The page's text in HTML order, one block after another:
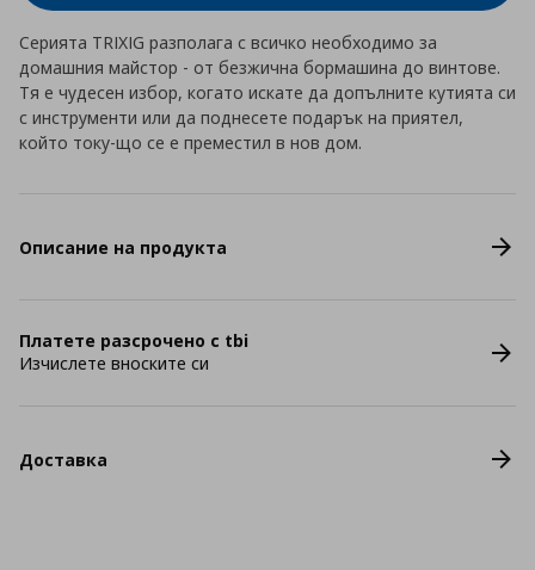
Серията TRIXIG разполага с всичко необходимо за
домашния майстор - от безжична бормашина до винтове.
Тя е чудесен избор, когато искате да допълните кутията си
с инструменти или да поднесете подарък на приятел,
който току-що се е преместил в нов дом.
Описание на продукта
Платете разсрочено с tbi
Изчислете вноските си
Доставка